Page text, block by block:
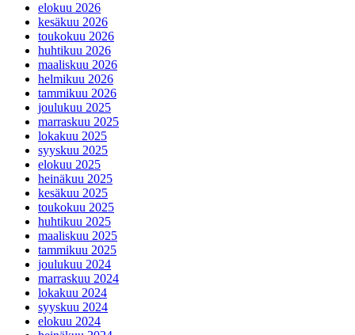
elokuu 2026
kesäkuu 2026
toukokuu 2026
huhtikuu 2026
maaliskuu 2026
helmikuu 2026
tammikuu 2026
joulukuu 2025
marraskuu 2025
lokakuu 2025
syyskuu 2025
elokuu 2025
heinäkuu 2025
kesäkuu 2025
toukokuu 2025
huhtikuu 2025
maaliskuu 2025
tammikuu 2025
joulukuu 2024
marraskuu 2024
lokakuu 2024
syyskuu 2024
elokuu 2024